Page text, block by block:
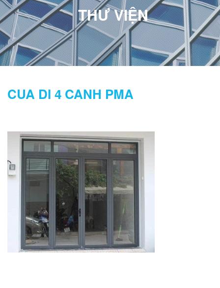
THƯ VIỆN
CUA DI 4 CANH PMA